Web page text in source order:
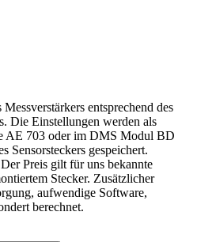
entsprechend des
Die Einstellungen werden als
AE 703 oder im DMS Modul BD
Sensorsteckers gespeichert.
Preis gilt für uns bekannte
Stecker. Zusätzlicher
aufwendige Software,
berechnet.